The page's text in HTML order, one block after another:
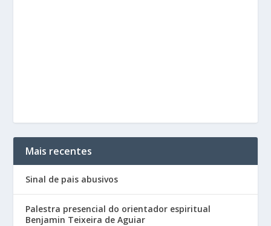
Mais recentes
Sinal de pais abusivos
Palestra presencial do orientador espiritual
Benjamin Teixeira de Aguiar